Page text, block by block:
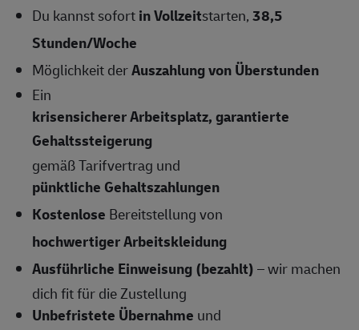
Du kannst sofortin Vollzeitstarten,38,5
Stunden/Woche
Möglichkeit derAuszahlung von Überstunden
Ein
krisensicherer Arbeitsplatz, garantierte
Gehaltssteigerung
gemäß Tarifvertrag und
pünktliche Gehaltszahlungen
Kostenlose Bereitstellung von
hochwertiger Arbeitskleidung
Ausführliche Einweisung (bezahlt)– wir machen
dich fit für die Zustellung
Unbefristete Übernahme und